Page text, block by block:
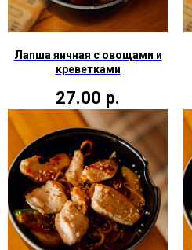
Лапша яичная с овощами и
креветками
27.00 р.